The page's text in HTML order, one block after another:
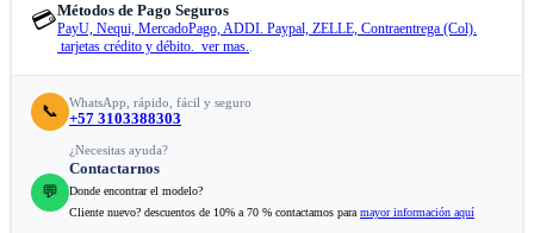
💳Métodos de Pago Seguros
PayU, Nequi, MercadoPago, ADDI. Paypal, ZELLE, Contraentrega (Col).
tarjetas crédito y débito. ver mas..
📞 WhatsApp, rápido, fácil y seguro
+57 3103388303
💬
¿Necesitas ayuda?
Contactarnos
Donde encontrar el modelo?
Cliente nuevo? descuentos de 10% a 70 % contactamos para mayor información aquí